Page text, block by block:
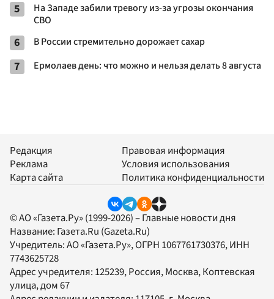
5
На Западе забили тревогу из-за угрозы окончания
СВО
6 В России стремительно дорожает сахар
7 Ермолаев день: что можно и нельзя делать 8 августа
Редакция
Реклама
Карта сайта
Правовая информация
Условия использования
Политика конфиденциальности
© АО «Газета.Ру» (1999-2026) – Главные новости дня
Название: Газета.Ru (Gazeta.Ru)
Учредитель:АО «Газета.Ру», ОГРН 1067761730376, ИНН
7743625728
Адрес учредителя: 125239, Россия, Москва, Коптевская
улица, дом 67